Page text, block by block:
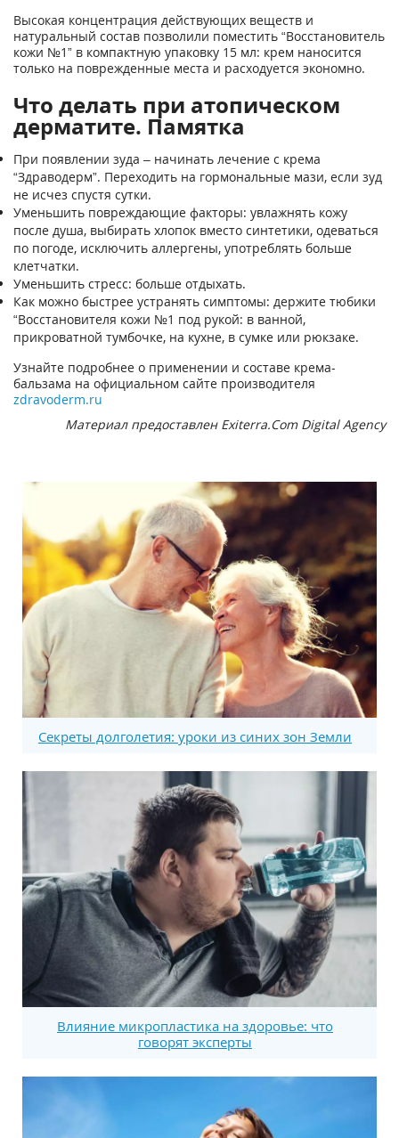
Высокая концентрация действующих веществ и
натуральный состав позволили поместить “Восстановитель
кожи №1” в компактную упаковку 15 мл: крем наносится
только на поврежденные места и расходуется экономно.
Что делать при атопическом
дерматите. Памятка
При появлении зуда – начинать лечение с крема
“Здраводерм”. Переходить на гормональные мази, если зуд
не исчез спустя сутки.
Уменьшить повреждающие факторы: увлажнять кожу
после душа, выбирать хлопок вместо синтетики, одеваться
по погоде, исключить аллергены, употреблять больше
клетчатки.
Уменьшить стресс: больше отдыхать.
Как можно быстрее устранять симптомы: держите тюбики
“Восстановителя кожи №1 под рукой: в ванной,
прикроватной тумбочке, на кухне, в сумке или рюкзаке.
Узнайте подробнее о применении и составе крема-
бальзама на официальном сайте производителя
zdravoderm.ru
Материал предоставлен Exiterra.Com Digital Agency
Секреты долголетия: уроки из синих зон Земли
Влияние микропластика на здоровье: что
говорят эксперты